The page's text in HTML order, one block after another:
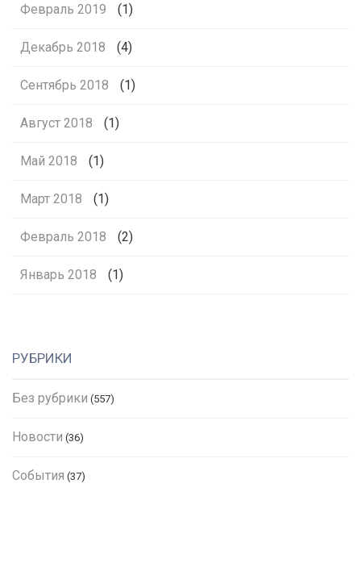
Февраль 2019 (1)
Декабрь 2018 (4)
Сентябрь 2018 (1)
Август 2018 (1)
Май 2018 (1)
Март 2018 (1)
Февраль 2018 (2)
Январь 2018 (1)
РУБРИКИ
Без рубрики (557)
Новости (36)
События (37)